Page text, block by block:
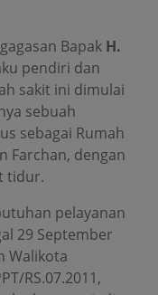
Bapak H.
pendiri dan
sakit ini dimulai
sebuah
sebagai Rumah
Farchan, dengan
tidur.
pelayanan
29 September
Walikota
RS.07.2011,